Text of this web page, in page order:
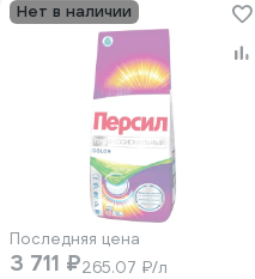
Нет в наличии
Последняя цена
3 711 ₽265.07 ₽/л